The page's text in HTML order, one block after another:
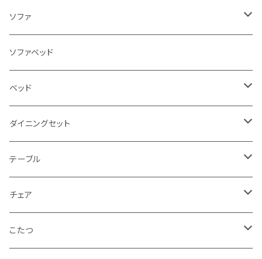
ソファ
3人掛け
2.5人掛け
2人掛け
1人掛け
カウチソファ
コーナーソファ
ソファベッド
ベッド
シングルサイズ以下（フレームのみ）
セミダブルサイズ（フレームのみ）
ダブルサイズ（フレームのみ）
ワイドダブルサイズ以上（フレームのみ）
ダイニングセット
ダイニング3点セット以下
ダイニング4点セット
ダイニング5点・6点セット
テーブル
センターテーブル
ダイニングテーブル
チェア
ダイニングチェア
こたつ